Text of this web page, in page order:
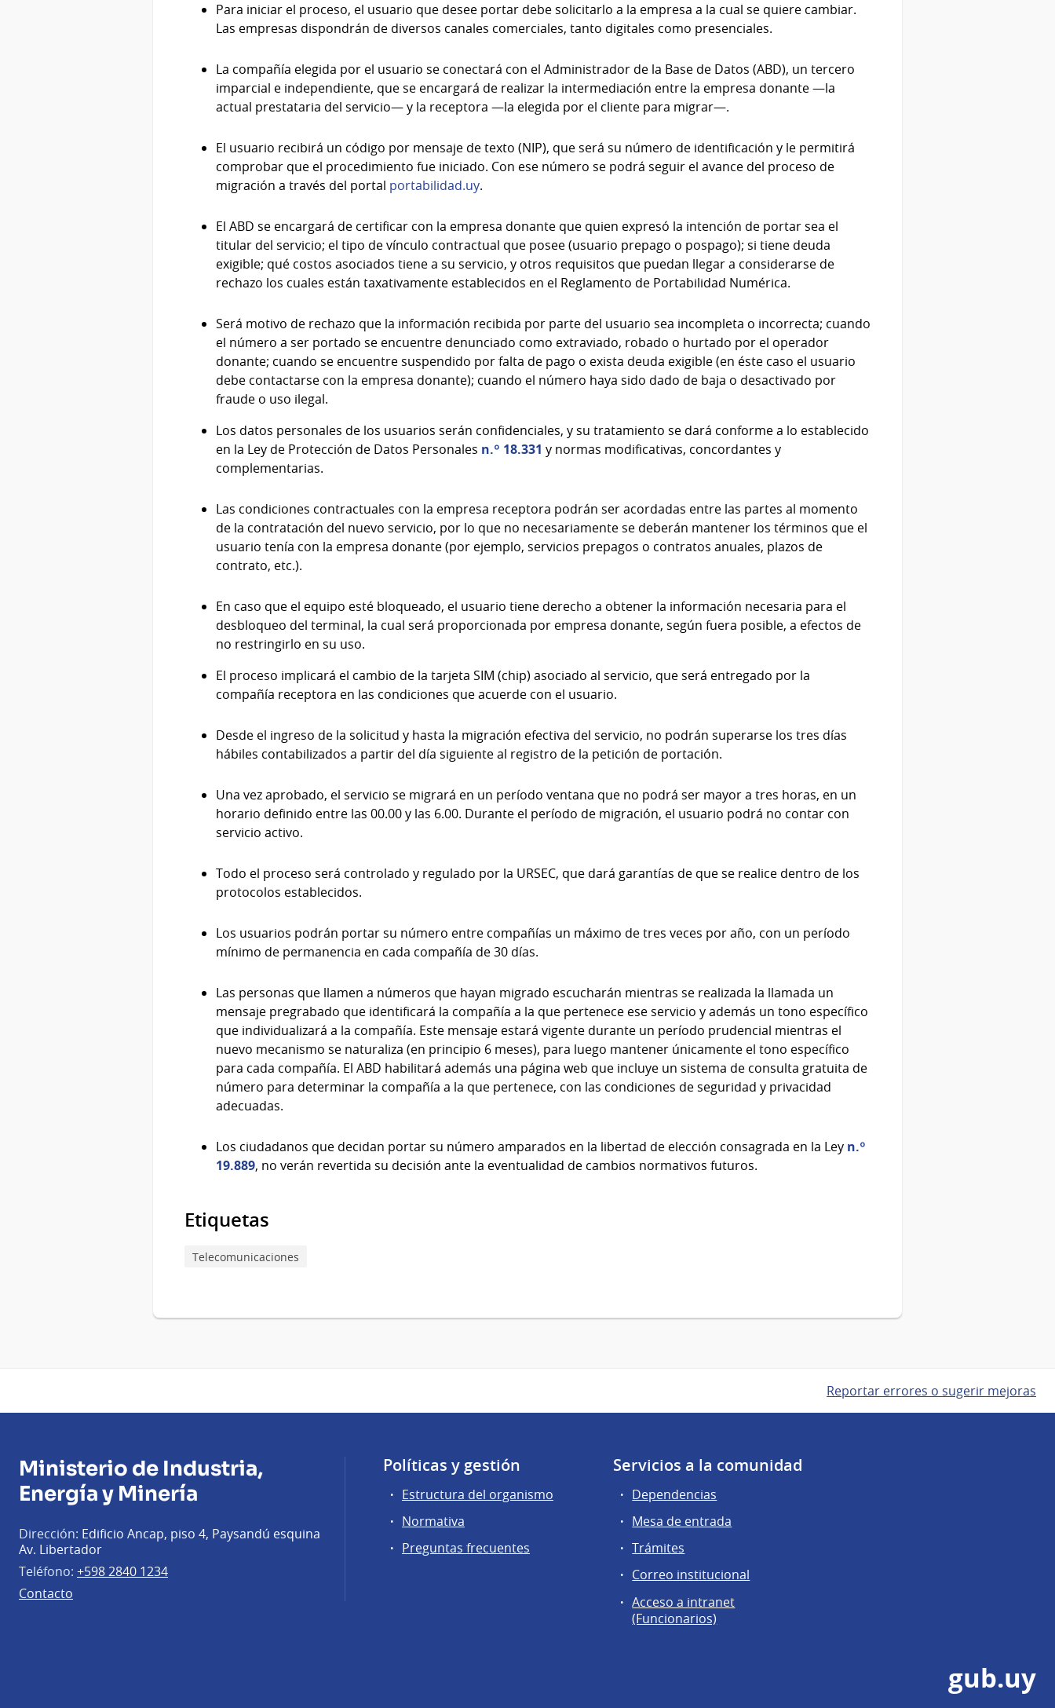
Para iniciar el proceso, el usuario que desee portar debe solicitarlo a la empresa a la cual se quiere cambiar.
Las empresas dispondrán de diversos canales comerciales, tanto digitales como presenciales.
La compañía elegida por el usuario se conectará con el Administrador de la Base de Datos (ABD), un tercero
imparcial e independiente, que se encargará de realizar la intermediación entre la empresa donante —la
actual prestataria del servicio— y la receptora —la elegida por el cliente para migrar—.
El usuario recibirá un código por mensaje de texto (NIP), que será su número de identificación y le permitirá
comprobar que el procedimiento fue iniciado. Con ese número se podrá seguir el avance del proceso de
migración a través del portal portabilidad.uy.
El ABD se encargará de certificar con la empresa donante que quien expresó la intención de portar sea el
titular del servicio; el tipo de vínculo contractual que posee (usuario prepago o pospago); si tiene deuda
exigible; qué costos asociados tiene a su servicio, y otros requisitos que puedan llegar a considerarse de
rechazo los cuales están taxativamente establecidos en el Reglamento de Portabilidad Numérica.
Será motivo de rechazo que la información recibida por parte del usuario sea incompleta o incorrecta; cuando
el número a ser portado se encuentre denunciado como extraviado, robado o hurtado por el operador
donante; cuando se encuentre suspendido por falta de pago o exista deuda exigible (en éste caso el usuario
debe contactarse con la empresa donante); cuando el número haya sido dado de baja o desactivado por
fraude o uso ilegal.
Los datos personales de los usuarios serán confidenciales, y su tratamiento se dará conforme a lo establecido
en la Ley de Protección de Datos Personales n.º 18.331 y normas modificativas, concordantes y
complementarias.
Las condiciones contractuales con la empresa receptora podrán ser acordadas entre las partes al momento
de la contratación del nuevo servicio, por lo que no necesariamente se deberán mantener los términos que el
usuario tenía con la empresa donante (por ejemplo, servicios prepagos o contratos anuales, plazos de
contrato, etc.).
En caso que el equipo esté bloqueado, el usuario tiene derecho a obtener la información necesaria para el
desbloqueo del terminal, la cual será proporcionada por empresa donante, según fuera posible, a efectos de
no restringirlo en su uso.
El proceso implicará el cambio de la tarjeta SIM (chip) asociado al servicio, que será entregado por la
compañía receptora en las condiciones que acuerde con el usuario.
Desde el ingreso de la solicitud y hasta la migración efectiva del servicio, no podrán superarse los tres días
hábiles contabilizados a partir del día siguiente al registro de la petición de portación.
Una vez aprobado, el servicio se migrará en un período ventana que no podrá ser mayor a tres horas, en un
horario definido entre las 00.00 y las 6.00. Durante el período de migración, el usuario podrá no contar con
servicio activo.
Todo el proceso será controlado y regulado por la URSEC, que dará garantías de que se realice dentro de los
protocolos establecidos.
Los usuarios podrán portar su número entre compañías un máximo de tres veces por año, con un período
mínimo de permanencia en cada compañía de 30 días.
Las personas que llamen a números que hayan migrado escucharán mientras se realizada la llamada un
mensaje pregrabado que identificará la compañía a la que pertenece ese servicio y además un tono específico
que individualizará a la compañía. Este mensaje estará vigente durante un período prudencial mientras el
nuevo mecanismo se naturaliza (en principio 6 meses), para luego mantener únicamente el tono específico
para cada compañía. El ABD habilitará además una página web que incluye un sistema de consulta gratuita de
número para determinar la compañía a la que pertenece, con las condiciones de seguridad y privacidad
adecuadas.
Los ciudadanos que decidan portar su número amparados en la libertad de elección consagrada en la Ley n.º
19.889, no verán revertida su decisión ante la eventualidad de cambios normativos futuros.
Etiquetas
Telecomunicaciones
Reportar errores o sugerir mejoras
Ministerio de Industria,
Energía y Minería
Dirección: Edificio Ancap, piso 4, Paysandú esquina
Av. Libertador
Teléfono: +598 2840 1234
Contacto
Políticas y gestión
Estructura del organismo
Normativa
Preguntas frecuentes
Servicios a la comunidad
Dependencias
Mesa de entrada
Trámites
Correo institucional
Acceso a intranet
(Funcionarios)
gub.uy